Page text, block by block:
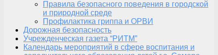
Правила безопасного поведения в городской
и природной среде
Профилактика гриппа и ОРВИ
Дорожная безопасность
Учрежденческая газета “РИТМ”
Календарь мероприятий в сфере воспитания и